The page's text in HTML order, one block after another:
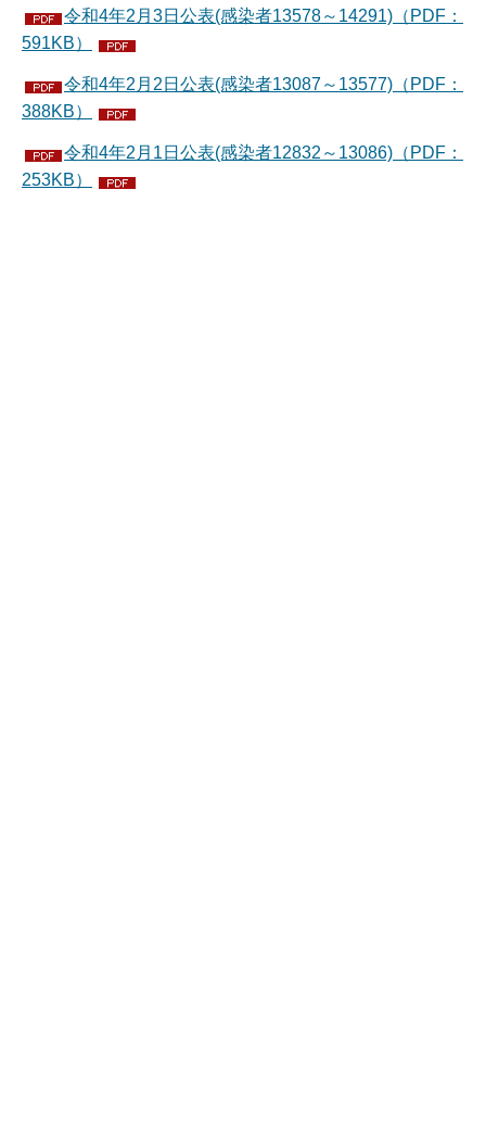
令和4年2月3日公表(感染者13578～14291)（PDF：
591KB）
令和4年2月2日公表(感染者13087～13577)（PDF：
388KB）
令和4年2月1日公表(感染者12832～13086)（PDF：
253KB）